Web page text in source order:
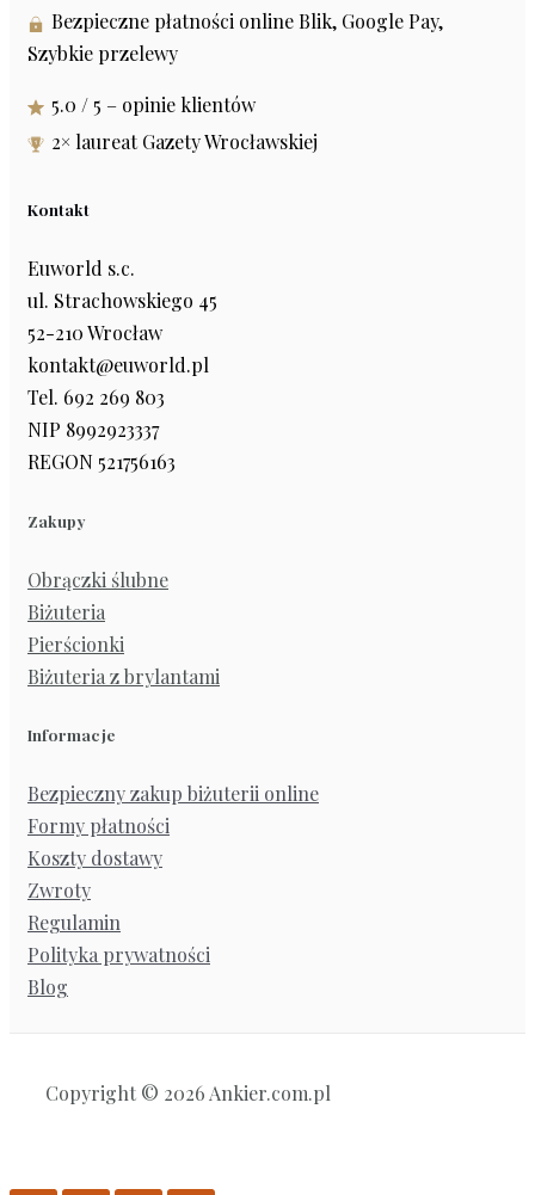
Bezpieczne płatności online Blik, Google Pay,
Szybkie przelewy
5.0 / 5 – opinie klientów
2× laureat Gazety Wrocławskiej
Kontakt
Euworld s.c.
ul. Strachowskiego 45
52-210 Wrocław
kontakt@euworld.pl
Tel. 692 269 803
NIP 8992923337
REGON 521756163
Zakupy
Obrączki ślubne
Biżuteria
Pierścionki
Biżuteria z brylantami
Informacje
Bezpieczny zakup biżuterii online
Formy płatności
Koszty dostawy
Zwroty
Regulamin
Polityka prywatności
Blog
Copyright © 2026 Ankier.com.pl